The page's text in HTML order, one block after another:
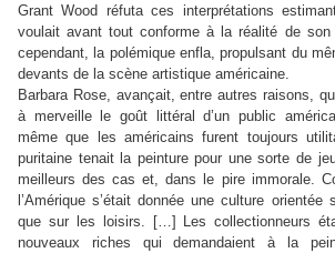
Grant Wood réfuta ces interprétations
voulait avant tout conforme à la réalité de
cependant, la polémique enfla, propulsant du
devants de la scène artistique américaine.
Barbara Rose, avançait, entre autres raisons,
à merveille le goût littéral d’un public
même que les américains furent toujours
puritaine tenait la peinture pour une sorte de
meilleurs des cas et, dans le pire immorale.
l’Amérique s’était donnée une culture
que sur les loisirs. […] Les collectionneurs
nouveaux riches qui demandaient à la